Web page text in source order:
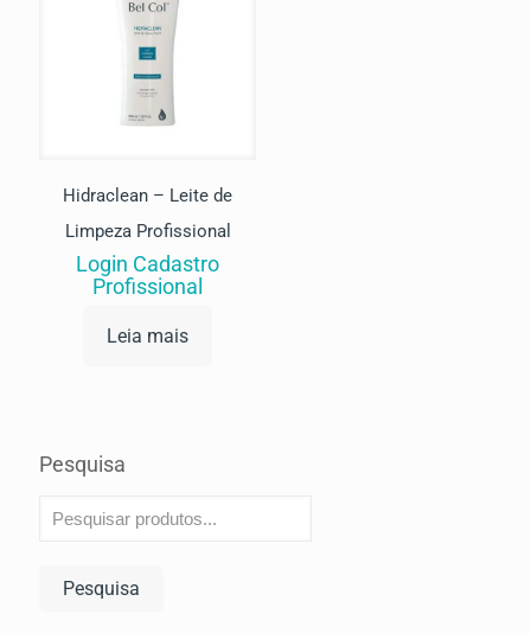
Hidraclean – Leite de
Limpeza Profissional
Login Cadastro
Profissional
Leia mais
Pesquisa
Pesquisa